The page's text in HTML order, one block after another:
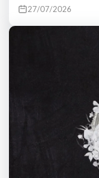
พระจอมเกล้าพระน
27/07/2026